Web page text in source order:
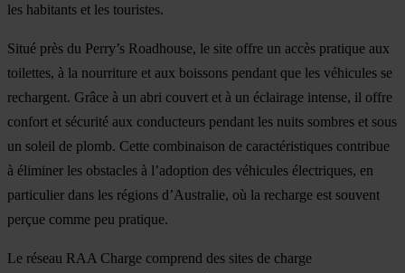
les habitants et les touristes.
Situé près du Perry’s Roadhouse, le site offre un accès pratique aux
toilettes, à la nourriture et aux boissons pendant que les véhicules se
rechargent. Grâce à un abri couvert et à un éclairage intense, il offre
confort et sécurité aux conducteurs pendant les nuits sombres et sous
un soleil de plomb. Cette combinaison de caractéristiques contribue
à éliminer les obstacles à l’adoption des véhicules électriques, en
particulier dans les régions d’Australie, où la recharge est souvent
perçue comme peu pratique.
Le réseau RAA Charge comprend des sites de charge